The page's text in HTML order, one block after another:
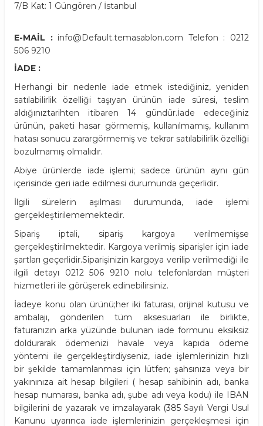
7/B Kat: 1 Güngören / İstanbul
E-MAİL :info@Default.temasablon.com Telefon : 0212
506 9210
İADE :
Herhangi bir nedenle iade etmek istediğiniz, yeniden
satılabilirlik özelliği taşıyan ürünün iade süresi, teslim
aldığınıztarihten itibaren 14 gündür.İade edeceğiniz
ürünün, paketi hasar görmemiş, kullanılmamış, kullanım
hatası sonucu zarargörmemiş ve tekrar satılabilirlik özelliği
bozulmamış olmalıdır.
Abiye ürünlerde iade işlemi; sadece ürünün aynı gün
içerisinde geri iade edilmesi durumunda geçerlidir.
İlgili sürelerin aşılması durumunda, iade işlemi
gerçekleştirilememektedir.
Sipariş iptali, sipariş kargoya verilmemişse
gerçekleştirilmektedir. Kargoya verilmiş siparişler için iade
şartları geçerlidir.Siparişinizin kargoya verilip verilmediği ile
ilgili detayı 0212 506 9210 nolu telefonlardan müşteri
hizmetleri ile görüşerek edinebilirsiniz.
İadeye konu olan ürünü;her iki faturası, orijinal kutusu ve
ambalajı, gönderilen tüm aksesuarları ile birlikte,
faturanızın arka yüzünde bulunan iade formunu eksiksiz
doldurarak ödemenizi havale veya kapıda ödeme
yöntemi ile gerçekleştirdiyseniz, iade işlemlerinizin hızlı
bir şekilde tamamlanması için lütfen; şahsınıza veya bir
yakınınıza ait hesap bilgileri ( hesap sahibinin adı, banka
hesap numarası, banka adı, şube adı veya kodu) ile IBAN
bilgilerini de yazarak ve imzalayarak (385 Sayılı Vergi Usul
Kanunu uyarınca iade işlemlerinizin gerçekleşmesi için